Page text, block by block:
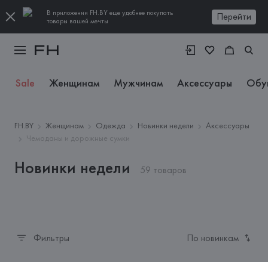
В приложении FH.BY еще удобнее покупать
товары вашей мечты
Перейти
Sale Женщинам Мужчинам Аксессуары
FH.BY Женщинам Одежда Новинки недели
Аксессуары
Чемоданы и дорожные сумки
Новинки недели 59 товаров
Фильтры По новинкам